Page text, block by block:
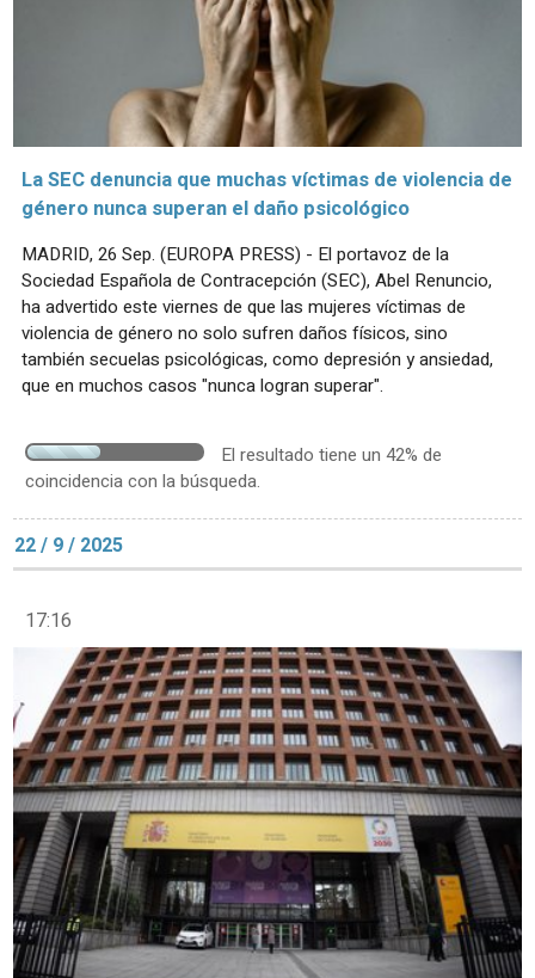
La SEC denuncia que muchas víctimas de violencia de
género nunca superan el daño psicológico
MADRID, 26 Sep. (EUROPA PRESS) - El portavoz de la
Sociedad Española de Contracepción (SEC), Abel Renuncio,
ha advertido este viernes de que las mujeres víctimas de
violencia de género no solo sufren daños físicos, sino
también secuelas psicológicas, como depresión y ansiedad,
que en muchos casos "nunca logran superar".
El resultado tiene un 42% de
coincidencia con la búsqueda.
22 / 9 / 2025
17:16